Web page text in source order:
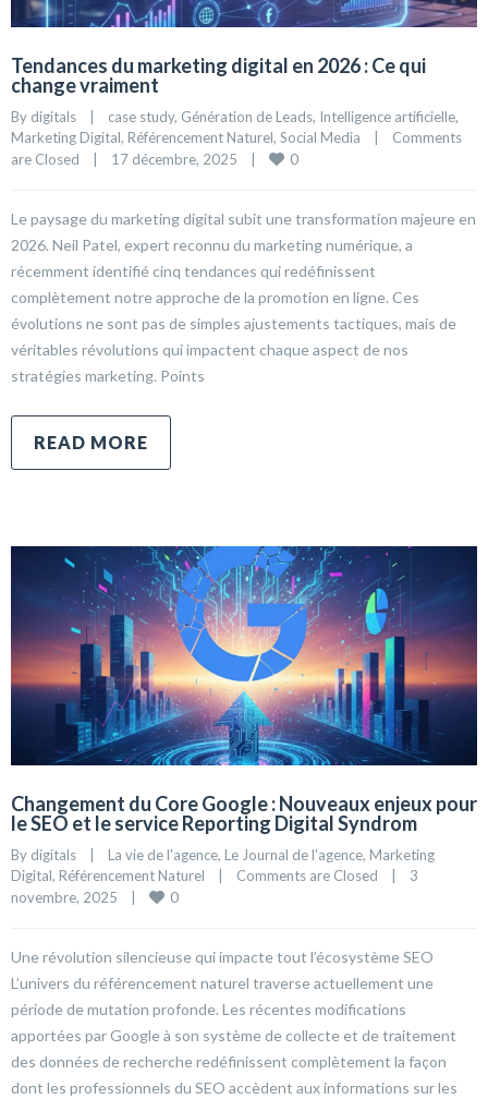
Tendances du marketing digital en 2026 : Ce qui
change vraiment
By digitals | case study, Génération de Leads, Intelligence artificielle
Marketing Digital, Référencement Naturel, Social Media |
Comments
are Closed
| 17 décembre, 2025 | 0
Le paysage du marketing digital subit une transformation majeure en
2026. Neil Patel, expert reconnu du marketing numérique, a
récemment identifié cinq tendances qui redéfinissent
complètement notre approche de la promotion en ligne. Ces
évolutions ne sont pas de simples ajustements tactiques, mais de
véritables révolutions qui impactent chaque aspect de nos
stratégies marketing. Points
READ MORE
Changement du Core Google : Nouveaux enjeux pour
le SEO et le service Reporting Digital Syndrom
By digitals La vie de l'agence, Le Journal de l'agence, Marketing
Digital, Référencement Naturel Comments are Closed
3
novembre, 2025
0
Une révolution silencieuse qui impacte tout l’écosystème SEO
L’univers du référencement naturel traverse actuellement une
période de mutation profonde. Les récentes modifications
apportées par Google à son système de collecte et de traitement
des données de recherche redéfinissent complètement la façon
dont les professionnels du SEO accèdent aux informations sur les